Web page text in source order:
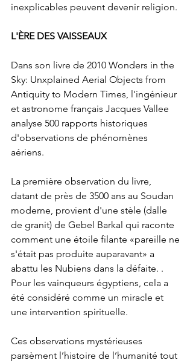
inexplicables peuvent devenir religion.
L'ÈRE DES VAISSEAUX
Dans son livre de 2010 Wonders in the
Sky: Unxplained Aerial Objects from
Antiquity to Modern Times, l'ingénieur
et astronome français Jacques Vallee
analyse 500 rapports historiques
d'observations de phénomènes
aériens.
La première observation du livre,
datant de près de 3500 ans au Soudan
moderne, provient d'une stèle (dalle
de granit) de Gebel Barkal qui raconte
comment une étoile filante «pareille ne
s'était pas produite auparavant» a
abattu les Nubiens dans la défaite. .
Pour les vainqueurs égyptiens, cela a
été considéré comme un miracle et
une intervention spirituelle.
Ces observations mystérieuses
parsèment l’histoire de l’humanité tout